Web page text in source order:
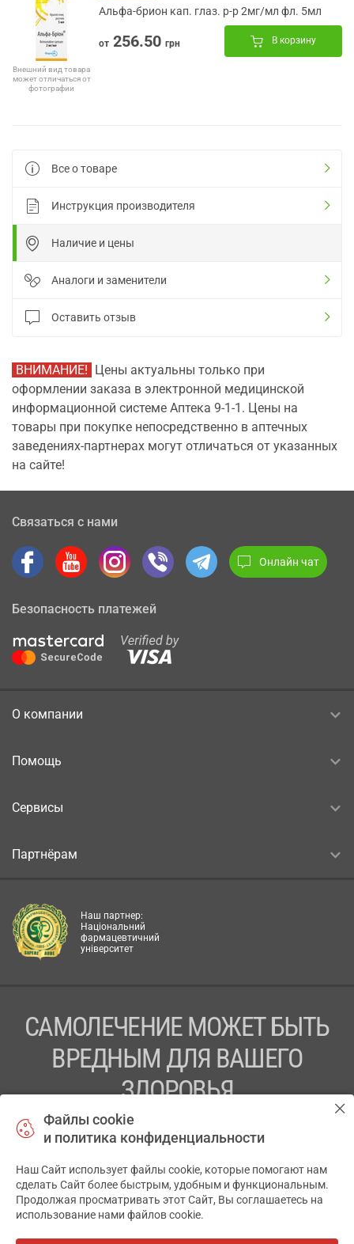
Внешний вид товара
может отличаться от
фотографии
Альфа-брион кап. глаз. р-р 2мг/мл фл. 5мл
от 256.50 грн В корзину
Все о товаре
Инструкция производителя
Наличие и цены
Аналоги и заменители
Оставить отзыв
ВНИМАНИЕ! Цены актуальны только при
оформлении заказа в электронной медицинской
информационной системе Аптека 9-1-1. Цены на
товары при покупке непосредственно в аптечных
заведениях-партнерах могут отличаться от указанных
на сайте!
Связаться с нами
Онлайн чат
Безопасность платежей
О компании
Помощь
Сервисы
Партнёрам
Наш партнер:
Національний
фармацевтичний
університет
САМОЛЕЧЕНИЕ МОЖЕТ БЫТЬ
ВРЕДНЫМ ДЛЯ ВАШЕГО
ЗДОРОВЬЯ
ПЕРЕД ПРИМЕНЕНИЕМ ПРЕПАРАТА
ПРОКОНСУЛЬТИРУЙТЕСЬ С ВРАЧОМ
ТОВ «АПТЕКА 911.ЮА» Код ЄДРПОУ 43631965.
Отказ от ответственности
Файлы cookie
и политика конфиденциальности
Наш Сайт использует файлы cookie, которые помогают нам
сделать Сайт более быстрым, удобным и функциональным.
Продолжая просматривать этот Сайт, Вы соглашаетесь на
использование нами файлов cookie.
✕